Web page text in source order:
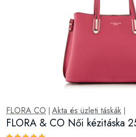
FLORA CO |Akta és üzleti táskák|
FLORA & CO Női kézitáska